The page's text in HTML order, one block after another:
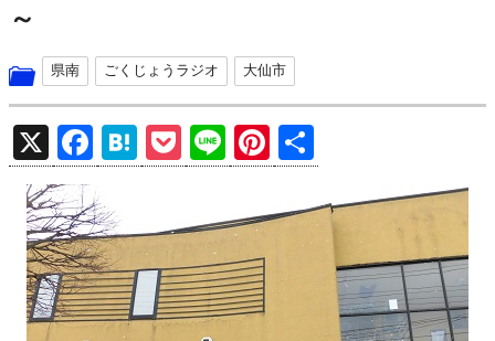
～
県南 ごくじょうラジオ 大仙市
X
F
a
ce
b
o
o
H
at
n
a
P
o
ck
et
Li
n
e
Pi
nt
er
t
有